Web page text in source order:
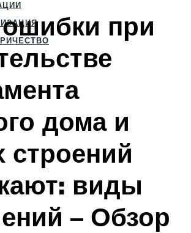
при
дома и
строений
виды
– Обзор